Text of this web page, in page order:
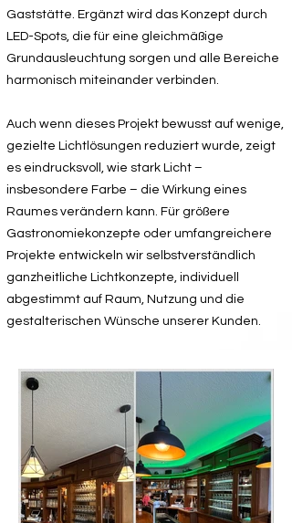
Gaststätte. Ergänzt wird das Konzept durch
LED-Spots, die für eine gleichmäßige
Grundausleuchtung sorgen und alle Bereiche
harmonisch miteinander verbinden.
Auch wenn dieses Projekt bewusst auf wenige,
gezielte Lichtlösungen reduziert wurde, zeigt
es eindrucksvoll, wie stark Licht –
insbesondere Farbe – die Wirkung eines
Raumes verändern kann. Für größere
Gastronomiekonzepte oder umfangreichere
Projekte entwickeln wir selbstverständlich
ganzheitliche Lichtkonzepte, individuell
abgestimmt auf Raum, Nutzung und die
gestalterischen Wünsche unserer Kunden.